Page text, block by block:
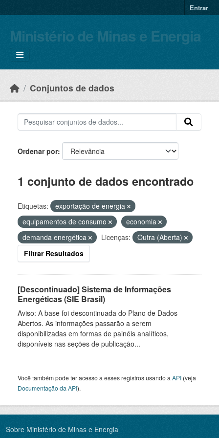
Entrar
Ministério de Minas e Energia
Conjuntos de dados
Ordenar por
1 conjunto de dados encontrado
Etiquetas:
exportação de energia
equipamentos de consumo
economia
demanda energética
Licenças:
Outra (Aberta)
Filtrar Resultados
[Descontinuado] Sistema de Informações
Energéticas (SIE Brasil)
Aviso: A base foi descontinuada do Plano de Dados
Abertos. As informações passarão a serem
disponibilizadas em formas de painéis analíticos,
disponíveis nas seções de publicação...
Você também pode ter acesso a esses registros usando a API (veja
Documentação da API).
Sobre Ministério de Minas e Energia